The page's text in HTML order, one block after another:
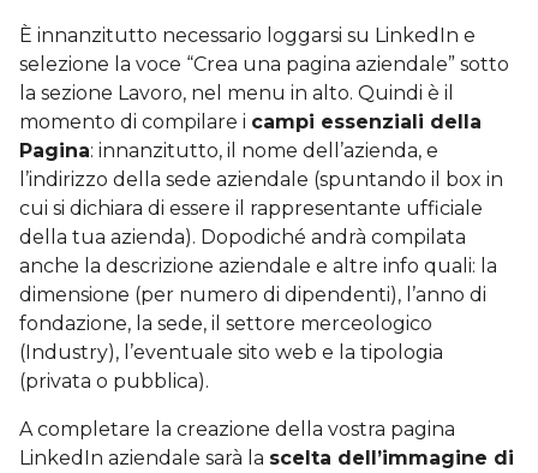
È innanzitutto necessario loggarsi su LinkedIn e
selezione la voce “Crea una pagina aziendale” sotto
la sezione Lavoro, nel menu in alto. Quindi è il
momento di compilare i campi essenziali della
Pagina: innanzitutto, il nome dell’azienda, e
l’indirizzo della sede aziendale (spuntando il box in
cui si dichiara di essere il rappresentante ufficiale
della tua azienda). Dopodiché andrà compilata
anche la descrizione aziendale e altre info quali: la
dimensione (per numero di dipendenti), l’anno di
fondazione, la sede, il settore merceologico
(Industry), l’eventuale sito web e la tipologia
(privata o pubblica).
A completare la creazione della vostra pagina
LinkedIn aziendale sarà la scelta dell’immagine di